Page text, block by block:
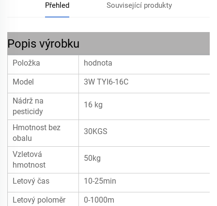
Přehled Související produkty
Popis výrobku
Položka hodnota
Model 3W TYI6-16C
Nádrž na
pesticidy
16 kg
Hmotnost bez
obalu
30KGS
Vzletová
hmotnost
50kg
Letový čas 10-25min
Letový poloměr 0-1000m